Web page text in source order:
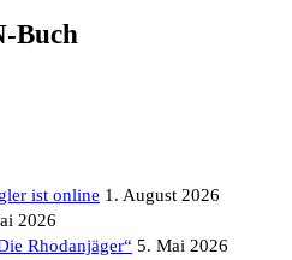
Buch
ist online 1. August 2026
2026
Rhodanjäger“ 5. Mai 2026